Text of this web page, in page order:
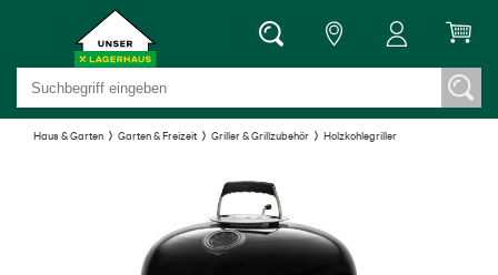
Haus & Garten Garten & Freizeit Griller & Grillzubehör Holzkohlegriller